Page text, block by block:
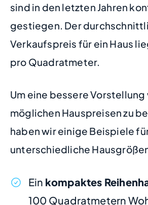
sind in den letzten Jahren
gestiegen. Der
Verkaufspreis für ein Haus
pro Quadratmeter.
Um eine bessere Vorstellung
möglichen Hauspreisen zu
haben wir einige Beispiele
unterschiedliche
Ein kompaktes
100 Quadratmetern